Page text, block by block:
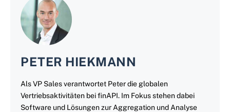
PETER HIEKMANN
Als VP Sales verantwortet Peter die globalen
Vertriebsaktivitäten bei finAPI. Im Fokus stehen dabei
Software und Lösungen zur Aggregation und Analyse